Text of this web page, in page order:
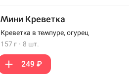
Мини Креветка
Креветка в темпуре, огурец
157 г · 8 шт.
249 ₽